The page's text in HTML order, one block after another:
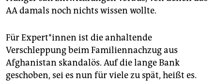
AA damals noch nichts wissen wollte.
Für Ex­per­t*in­nen ist die anhaltende
Verschleppung beim Familiennachzug aus
Afghanistan skandalös. Auf die lange Bank
geschoben, sei es nun für viele zu spät, heißt es.